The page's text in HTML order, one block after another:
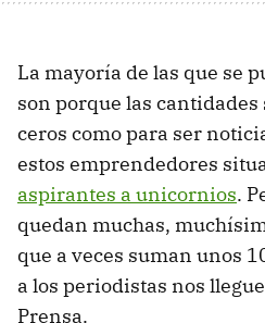
La mayoría de las que se
son porque las
ceros como para ser
estos emprendedores
aspirantes a unicornios.
quedan muchas,
que a veces suman unos
a los periodistas nos
Prensa.